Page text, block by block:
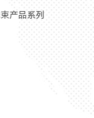
产品系列